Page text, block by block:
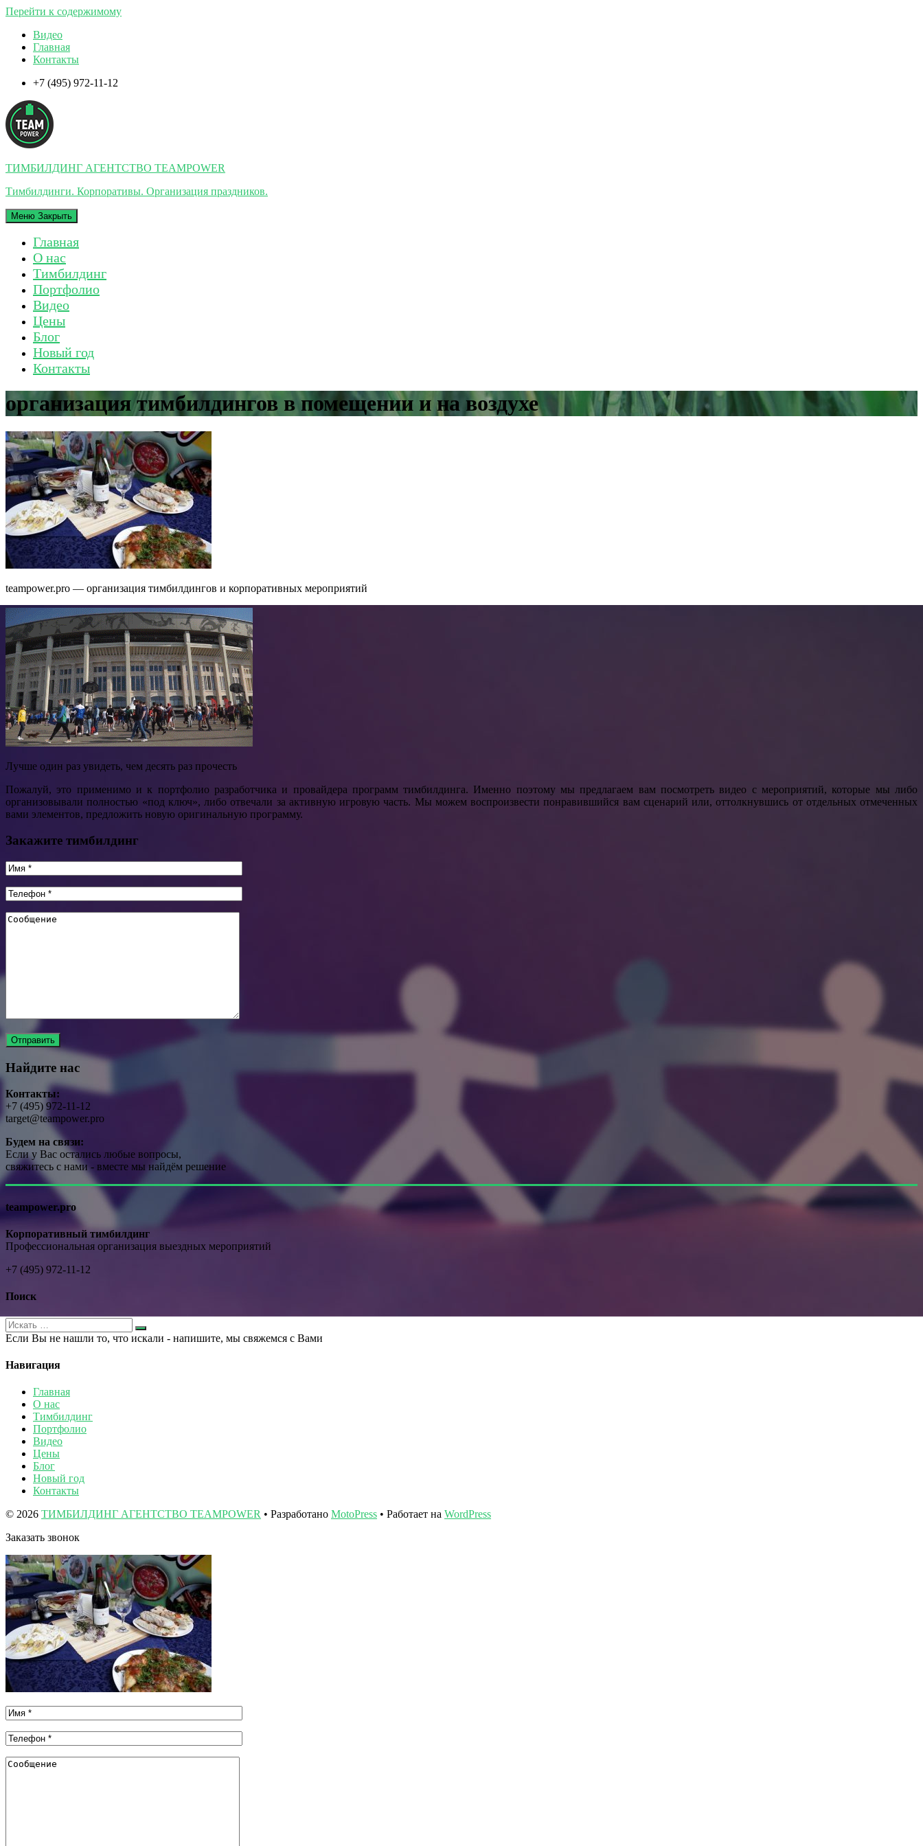
Перейти к содержимому
Видео
Главная
Контакты
+7 (495) 972-11-12
ТИМБИЛДИНГ АГЕНТСТВО TEAMPOWER
Тимбилдинги. Корпоративы. Организация праздников.
Меню Закрыть
Главная
О нас
Тимбилдинг
Портфолио
Видео
Цены
Блог
Новый год
Контакты
организация тимбилдингов в помещении и на воздухе
teampower.pro — организация тимбилдингов и корпоративных мероприятий
Лучше один раз увидеть, чем десять раз прочесть
Пожалуй, это применимо и к портфолио разработчика и провайдера программ тимбилдинга. Именно поэтому мы предлагаем вам посмотреть видео с мероприятий, которые мы либо
организовывали полностью «под ключ», либо отвечали за активную игровую часть. Мы можем воспроизвести понравившийся вам сценарий или, оттолкнувшись от отдельных отмеченных
вами элементов, предложить новую оригинальную программу.
Закажите тимбилдинг
Найдите нас
Контакты:
+7 (495) 972-11-12
target@teampower.pro
Будем на связи:
Если у Вас остались любые вопросы,
свяжитесь с нами - вместе мы найдём решение
teampower.pro
Корпоративный тимбилдинг
Профессиональная организация выездных мероприятий
+7 (495) 972-11-12
Поиск
Если Вы не нашли то, что искали - напишите, мы свяжемся с Вами
Навигация
Главная
О нас
Тимбилдинг
Портфолио
Видео
Цены
Блог
Новый год
Контакты
© 2026 ТИМБИЛДИНГ АГЕНТСТВО TEAMPOWER • Разработано MotoPress • Работает на WordPress
Заказать звонок